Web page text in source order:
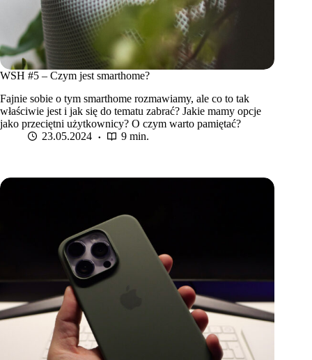
WSH #5 – Czym jest smarthome?
Fajnie sobie o tym smarthome rozmawiamy, ale co to tak
właściwie jest i jak się do tematu zabrać? Jakie mamy opcje
jako przeciętni użytkownicy? O czym warto pamiętać?
23.05.2024
9 min.